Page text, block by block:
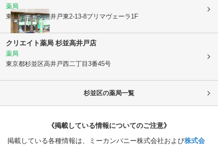
薬局
東京都杉並区高井戸東2-13-8プリマヴェーラ1F
クリエイト薬局 杉並高井戸店
薬局
東京都杉並区高井戸西二丁目3番45号
杉並区の薬局一覧
《掲載している情報についてのご注意》
掲載している各種情報は、ミーカンパニー株式会社および株式会